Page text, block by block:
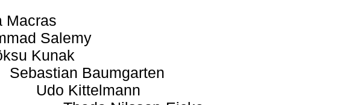
Macras
Salemy
Kunak
Sebastian Baumgarten
Udo Kittelmann